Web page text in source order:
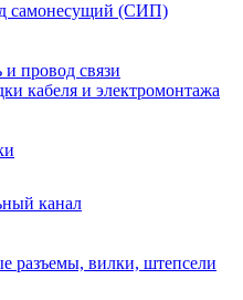
самонесущий (СИП)
и провод связи
кабеля и электромонтажа
канал
разъемы, вилки, штепсели